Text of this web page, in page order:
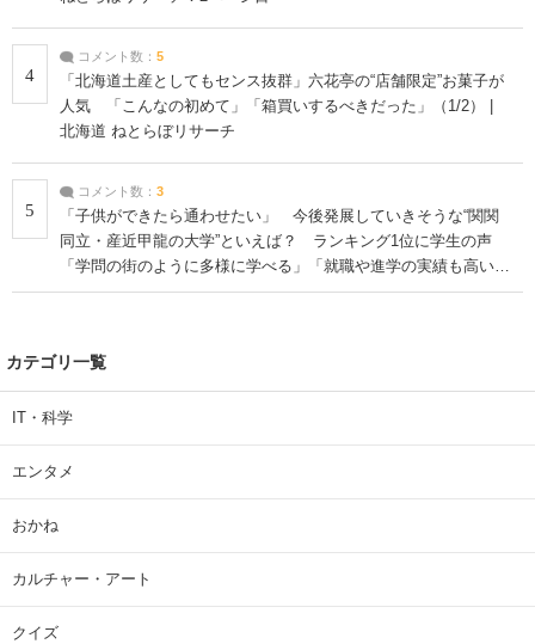
4
コメント数： 5
「北海道土産としてもセンス抜群」六花亭の“店舗限定”お菓子が
人気 「こんなの初めて」「箱買いするべきだった」（1/2） |
北海道 ねとらぼリサーチ
5
コメント数： 3
「子供ができたら通わせたい」 今後発展していきそうな“関関
同立・産近甲龍の大学”といえば？ ランキング1位に学生の声
「学問の街のように多様に学べる」「就職や進学の実績も高い」
| 大学 ねとらぼリサーチ
カテゴリ一覧
IT・科学
エンタメ
おかね
カルチャー・アート
クイズ